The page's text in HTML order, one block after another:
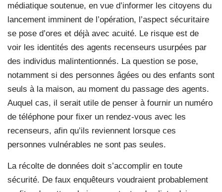
médiatique soutenue, en vue d’informer les citoyens du
lancement imminent de l’opération, l’aspect sécuritaire
se pose d’ores et déjà avec acuité. Le risque est de
voir les identités des agents recenseurs usurpées par
des individus malintentionnés. La question se pose,
notamment si des personnes âgées ou des enfants sont
seuls à la maison, au moment du passage des agents.
Auquel cas, il serait utile de penser à fournir un numéro
de téléphone pour fixer un rendez-vous avec les
recenseurs, afin qu’ils reviennent lorsque ces
personnes vulnérables ne sont pas seules.
La récolte de données doit s’accomplir en toute
sécurité. De faux enquêteurs voudraient probablement